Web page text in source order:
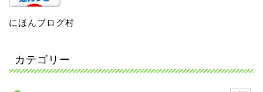
にほんブログ村
カテゴリー